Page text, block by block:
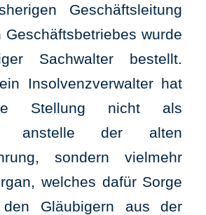
Geschäftsleitung
Geschäftsbetriebes wurde
Sachwalter bestellt.
Insolvenzverwalter hat
Stellung nicht als
anstelle der alten
sondern vielmehr
welches dafür Sorge
Gläubigern aus der